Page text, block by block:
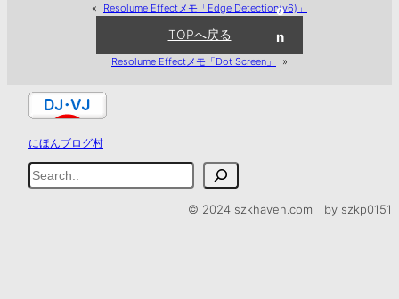
o
n
« Resolume Effectメモ「Edge Detection(v6)」
TOPへ戻る
Resolume Effectメモ「Dot Screen」 »
にほんブログ村
検
索
© 2024 szkhaven.com by szkp0151